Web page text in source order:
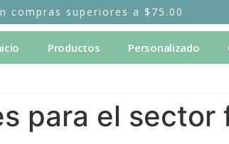
compras superiores a $75.00
Productos Personalizado
para el